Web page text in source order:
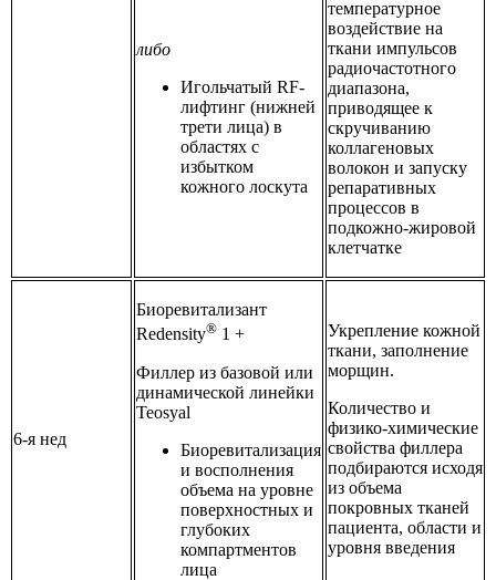
либо
Игольчатый RF-
лифтинг (нижней
трети лица) в
областях с
избытком
кожного лоскута
температурное
воздействие на
ткани импульсов
радиочастотного
диапазона,
приводящее к
скручиванию
коллагеновых
волокон и запуску
репаративных
процессов в
подкожно-жировой
клетчатке
6-я нед
Биоревитализант
Redensity® 1 +
Филлер из базовой или
динамической линейки
Teosyal
Биоревитализация
и восполнения
объема на уровне
поверхностных и
глубоких
компартментов
лица
Укрепление кожной
ткани, заполнение
морщин.
Количество и
физико-химические
свойства филлера
подбираются исходя
из объема
покровных тканей
пациента, области и
уровня введения